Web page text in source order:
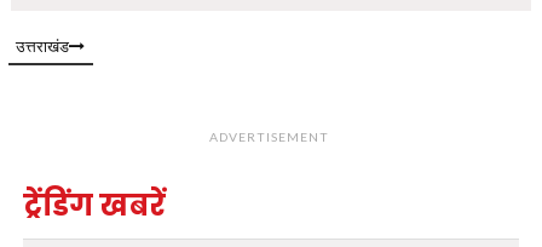
उत्तराखंड
ADVERTISEMENT
ट्रेंडिंग खबरें